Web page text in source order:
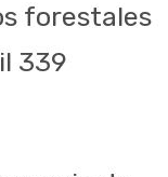
forestales
339